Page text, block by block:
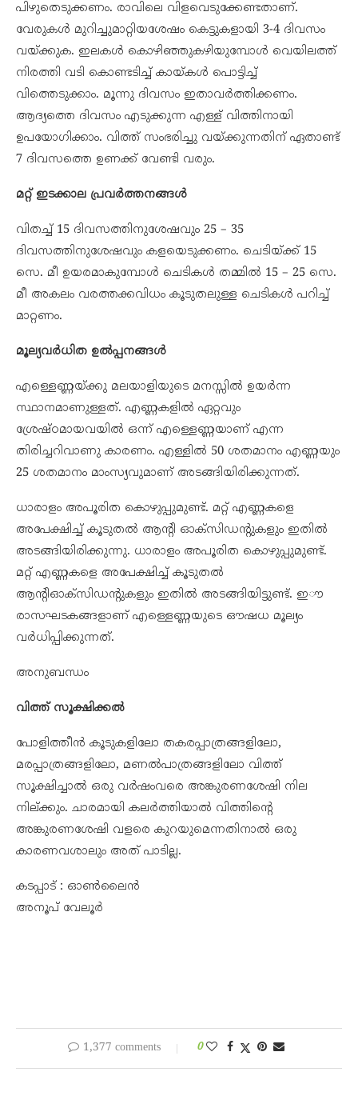
പിഴുതെടുക്കണം. രാവിലെ വിളവെടുക്കേണ്ടതാണ്.
വേരുകള്‍ മുറിച്ചുമാറ്റിയശേഷം കെട്ടുകളായി 3-4 ദിവസം
വയ്ക്കുക. ഇലകള്‍ കൊഴിഞ്ഞുകഴിയുമ്പോള്‍ വെയിലത്ത്‌
നിരത്തി വടി കൊണ്ടടിച്ച് കായ്കള്‍ പൊട്ടിച്ച്
വിത്തെടുക്കാം. മൂന്നു ദിവസം ഇതാവര്‍ത്തിക്കണം.
ആദ്യത്തെ ദിവസം എടുക്കുന്ന എള്ള് വിത്തിനായി
ഉപയോഗിക്കാം. വിത്ത്‌ സംഭരിച്ചു വയ്ക്കുന്നതിന് ഏതാണ്ട്
7 ദിവസത്തെ ഉണക്ക് വേണ്ടി വരും.
മറ്റ് ഇടക്കാല പ്രവർത്തനങ്ങൾ
വിതച്ച് 15 ദിവസത്തിനുശേഷവും 25 – 35
ദിവസത്തിനുശേഷവും കളയെടുക്കണം. ചെടിയ്ക്ക് 15
സെ. മീ ഉയരമാകുമ്പോള്‍ ചെടികള്‍ തമ്മില്‍ 15 – 25 സെ.
മീ അകലം വരത്തക്കവിധം കൂടുതലുള്ള ചെടികള്‍ പറിച്ച്
മാറ്റണം.
മൂല്യവർധിത ഉൽപ്പനങ്ങൾ
എള്ളെണ്ണയ്ക്കു മലയാളിയുടെ മനസ്സിൽ ഉയർന്ന
സ്ഥാനമാണുള്ളത്. എണ്ണകളിൽ ഏറ്റവും
ശ്രേഷ്ഠമായവയിൽ ഒന്ന് എള്ളെണ്ണയാണ് എന്ന
തിരിച്ചറിവാണു കാരണം. എള്ളിൽ 50 ശതമാനം എണ്ണയും
25 ശതമാനം മാംസ്യവുമാണ് അടങ്ങിയിരിക്കുന്നത്.
ധാരാളം അപൂരിത കൊഴുപ്പുമുണ്ട്. മറ്റ് എണ്ണകളെ
അപേക്ഷിച്ച് കൂടുതൽ ആന്റി ഓക്സിഡന്റുകളും ഇതിൽ
അടങ്ങിയിരിക്കുന്നു. ധാരാളം അപൂരിത കൊഴുപ്പുമുണ്ട്.
മറ്റ് എണ്ണകളെ അപേക്ഷിച്ച് കൂടുതൽ
ആന്റിഓക്സിഡന്റുകളും ഇതിൽ അടങ്ങിയിട്ടുണ്ട്. ഇൗ
രാസഘടകങ്ങളാണ് എള്ളെണ്ണയുടെ ഔഷധ മൂല്യം
വർധിപ്പിക്കുന്നത്.
അനുബന്ധം
വിത്ത്‌ സൂക്ഷിക്കല്‍
പോളിത്തീന്‍ കൂടുകളിലോ തകരപ്പാത്രങ്ങളിലോ,
മരപ്പാത്രങ്ങളിലോ, മണല്‍പാത്രങ്ങളിലോ വിത്ത്
സൂക്ഷിച്ചാല്‍ ഒരു വര്‍ഷംവരെ അങ്കുരണശേഷി നില
നില്ക്കും. ചാരമായി കലര്‍ത്തിയാല്‍ വിത്തിന്റെ
അങ്കുരണശേഷി വളരെ കുറയുമെന്നതിനാല്‍ ഒരു
കാരണവശാലും അത് പാടില്ല.
കടപ്പാട് : ഓൺലൈൻ
അനൂപ് വേലൂർ
1,377 comments 0